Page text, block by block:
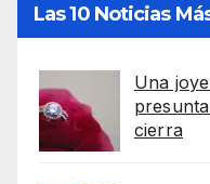
Las 10 Noticias
Una
cierra